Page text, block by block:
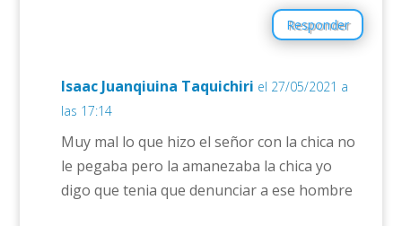
Responder
Isaac Juanqiuina Taquichiri el 27/05/2021 a
las 17:14
Muy mal lo que hizo el señor con la chica no
le pegaba pero la amanezaba la chica yo
digo que tenia que denunciar a ese hombre